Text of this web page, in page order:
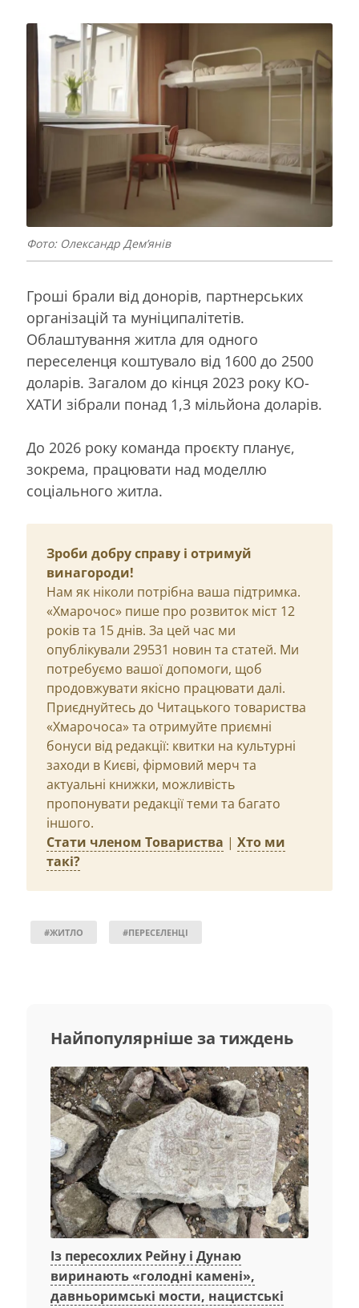
Фото: Олександр Дем’янів
Гроші брали від донорів, партнерських
організацій та муніципалітетів.
Облаштування житла для одного
переселенця коштувало від 1600 до 2500
доларів. Загалом до кінця 2023 року КО-
ХАТИ зібрали понад 1,3 мільйона доларів.
До 2026 року команда проєкту планує,
зокрема, працювати над моделлю
соціального житла.
Зроби добру справу і отримуй
винагороди!
Нам як ніколи потрібна ваша підтримка.
«Хмарочос» пише про розвиток міст 12
років та 15 днів. За цей час ми
опублікували 29531 новин та статей. Ми
потребуємо вашої допомоги, щоб
продовжувати якісно працювати далі.
Приєднуйтесь до Читацького товариства
«Хмарочоса» та отримуйте приємні
бонуси від редакції: квитки на культурні
заходи в Києві, фірмовий мерч та
актуальні книжки, можливість
пропонувати редакції теми та багато
іншого.
Стати членом Товариства | Хто ми
такі?
#ЖИТЛО #ПЕРЕСЕЛЕНЦІ
Найпопулярніше за тиждень
Із пересохлих Рейну і Дунаю
виринають «голодні камені»,
давньоримські мости, нацистські